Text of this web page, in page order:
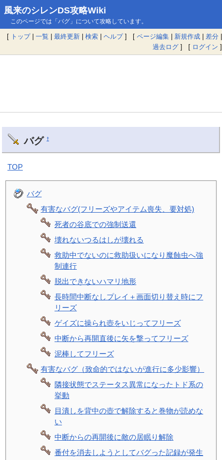
風来のシレンDS攻略Wiki
このページでは「バグ」について攻略しています。
[ トップ| 一覧 | 最終更新 | 検索 | ヘルプ] [ ページ編集 | 新規作成 | 差分 |
過去ログ ] [ ログイン ]
バグ †
TOP
バグ
有害なバグ(フリーズやアイテム喪失、要対処)
死者の谷底での強制送還
壊れないつるはしが壊れる
救助中でないのに救助扱いになり魔蝕虫へ強
制連行
脱出できないハマリ地形
長時間中断なしプレイ＋画面切り替え時にフ
リーズ
ゲイズに操られ壺をいじってフリーズ
中断から再開直後に矢を撃ってフリーズ
泥棒してフリーズ
有害なバグ（致命的ではないが進行に多少影響）
隣接状態でステータス異常になったトド系の
挙動
目潰しを背中の壺で解除すると巻物が読めな
い
中断からの再開後に敵の居眠り解除
番付を消去しようとしてバグった記録が発生